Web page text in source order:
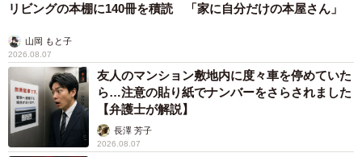
リビングの本棚に140冊を積読 「家に自分だけの本屋さん」
山岡 もと子
2026.08.07
友人のマンション敷地内に度々車を停めていた
ら…注意の貼り紙でナンバーをさらされました
【弁護士が解説】
長澤 芳子
2026.08.07